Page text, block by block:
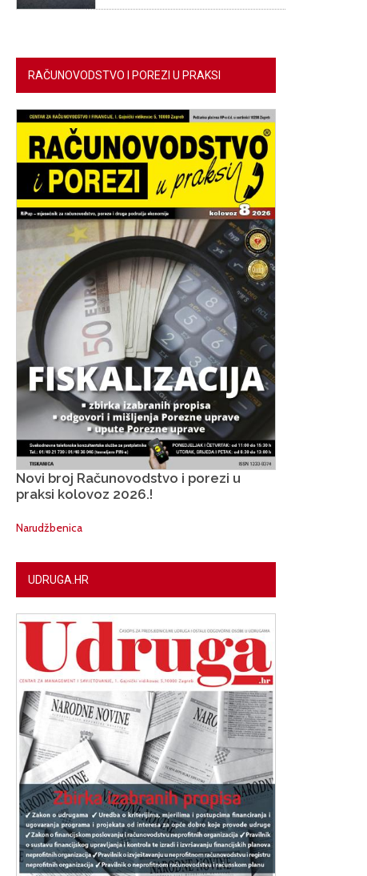
RAČUNOVODSTVO I POREZI U PRAKSI
Novi broj Računovodstvo i porezi u
praksi kolovoz 2026.!
Narudžbenica
UDRUGA.HR